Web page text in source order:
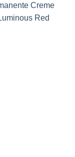
Creme
Red